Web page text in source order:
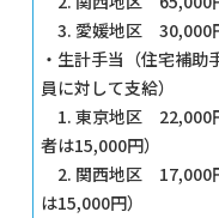
3. 愛媛地区 30,000
・生計手当（住宅補助
員に対して支給）
1. 東京地区 22,000
者は15,000円）
2. 関西地区 17,000
は15,000円）